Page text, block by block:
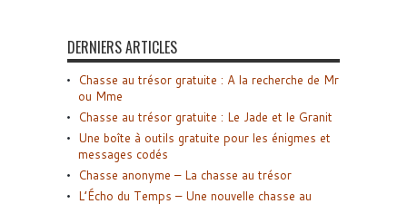
DERNIERS ARTICLES
Chasse au trésor gratuite : A la recherche de Mr
ou Mme
Chasse au trésor gratuite : Le Jade et le Granit
Une boîte à outils gratuite pour les énigmes et
messages codés
Chasse anonyme – La chasse au trésor
L’Écho du Temps – Une nouvelle chasse au